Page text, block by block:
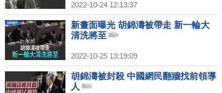
2022-10-24 12:13:37
新畫面曝光 胡錦濤被帶走 新一輪大
清洗將至
2022-10-25 13:19:09
胡錦濤被封殺 中國網民翻牆找前領導
人